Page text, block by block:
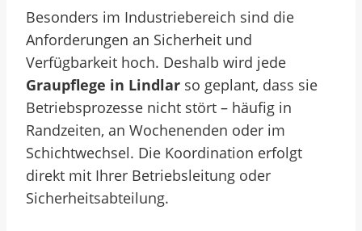
Besonders im Industriebereich sind die
Anforderungen an Sicherheit und
Verfügbarkeit hoch. Deshalb wird jede
Graupflege in Lindlar so geplant, dass sie
Betriebsprozesse nicht stört – häufig in
Randzeiten, an Wochenenden oder im
Schichtwechsel. Die Koordination erfolgt
direkt mit Ihrer Betriebsleitung oder
Sicherheitsabteilung.